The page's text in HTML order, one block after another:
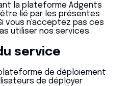
la plateforme Adgents
lié par les présentes
vous n'acceptez pas ces
utiliser nos services.
service
de déploiement
de déployer